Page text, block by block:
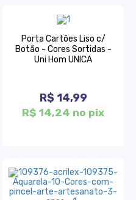
Porta Cartões Liso c/
Botão - Cores Sortidas -
Uni Hom UNICA
R$ 14,99
R$ 14,24 no pix